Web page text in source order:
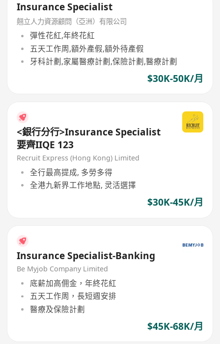
Insurance Specialist
翹立人力資源顧問（亞洲）有限公司
彈性花紅,年終花紅
五天工作周,額外產假,額外待產假
牙科計劃,家屬醫療計劃,保險計劃,醫療計劃
$30K-50K/月
<銀行分行>Insurance Specialist
要齊IIQE 123
Recruit Express (Hong Kong) Limited
全行最高提成, 多勞多得
全港九新界工作地點, 灵活選擇
$30K-45K/月
Insurance Specialist-Banking
Be Myjob Company Limited
底薪加高佣金，年終花紅
五天工作周，長短週安排
醫療及保險計劃
$45K-68K/月